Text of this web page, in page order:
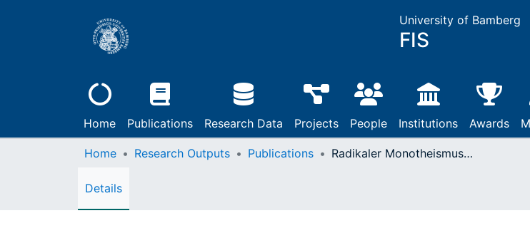
University of Bamberg
FIS
Home Publications Research Data Projects People Institutions Awards
Home Research Outputs Publications Radikaler Monotheismus und der Glaube an Jesus Christus. Zur Christologie H. Richard Niebuhrs
Details